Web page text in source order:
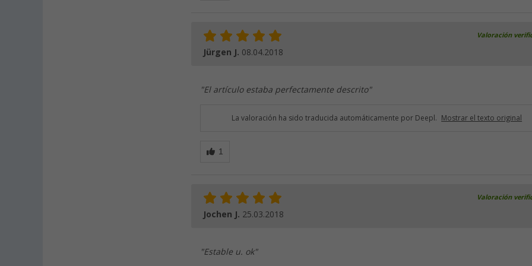
Valoración
Jürgen J. 08.04.2018
"El artículo estaba perfectamente descrito"
La valoración ha sido traducida automáticamente por Deepl. Mostrar el texto original
Valoración
Jochen J. 25.03.2018
"Estable u. ok"